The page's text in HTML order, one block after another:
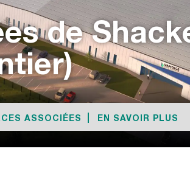
de
ASSOCIÉES EN SAVOIR PLUS